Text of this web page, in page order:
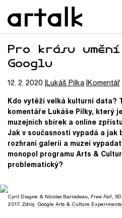
Pro krásu
Googlu
12. 2. 2020 Lukáš Pilka Komentář
Kdo vytěží velká kulturní data?
komentáře Lukáše Pilky, který
muzejních sbírek a online
Jak v současnosti vypadá a jak
rozhraní galerií a muzeí
monopol programu Arts &
problematický?
Cyril Diagne & Nicolas Barradeau, Free Fall,
2017. Zdroj: Google Arts & Culture Experiments